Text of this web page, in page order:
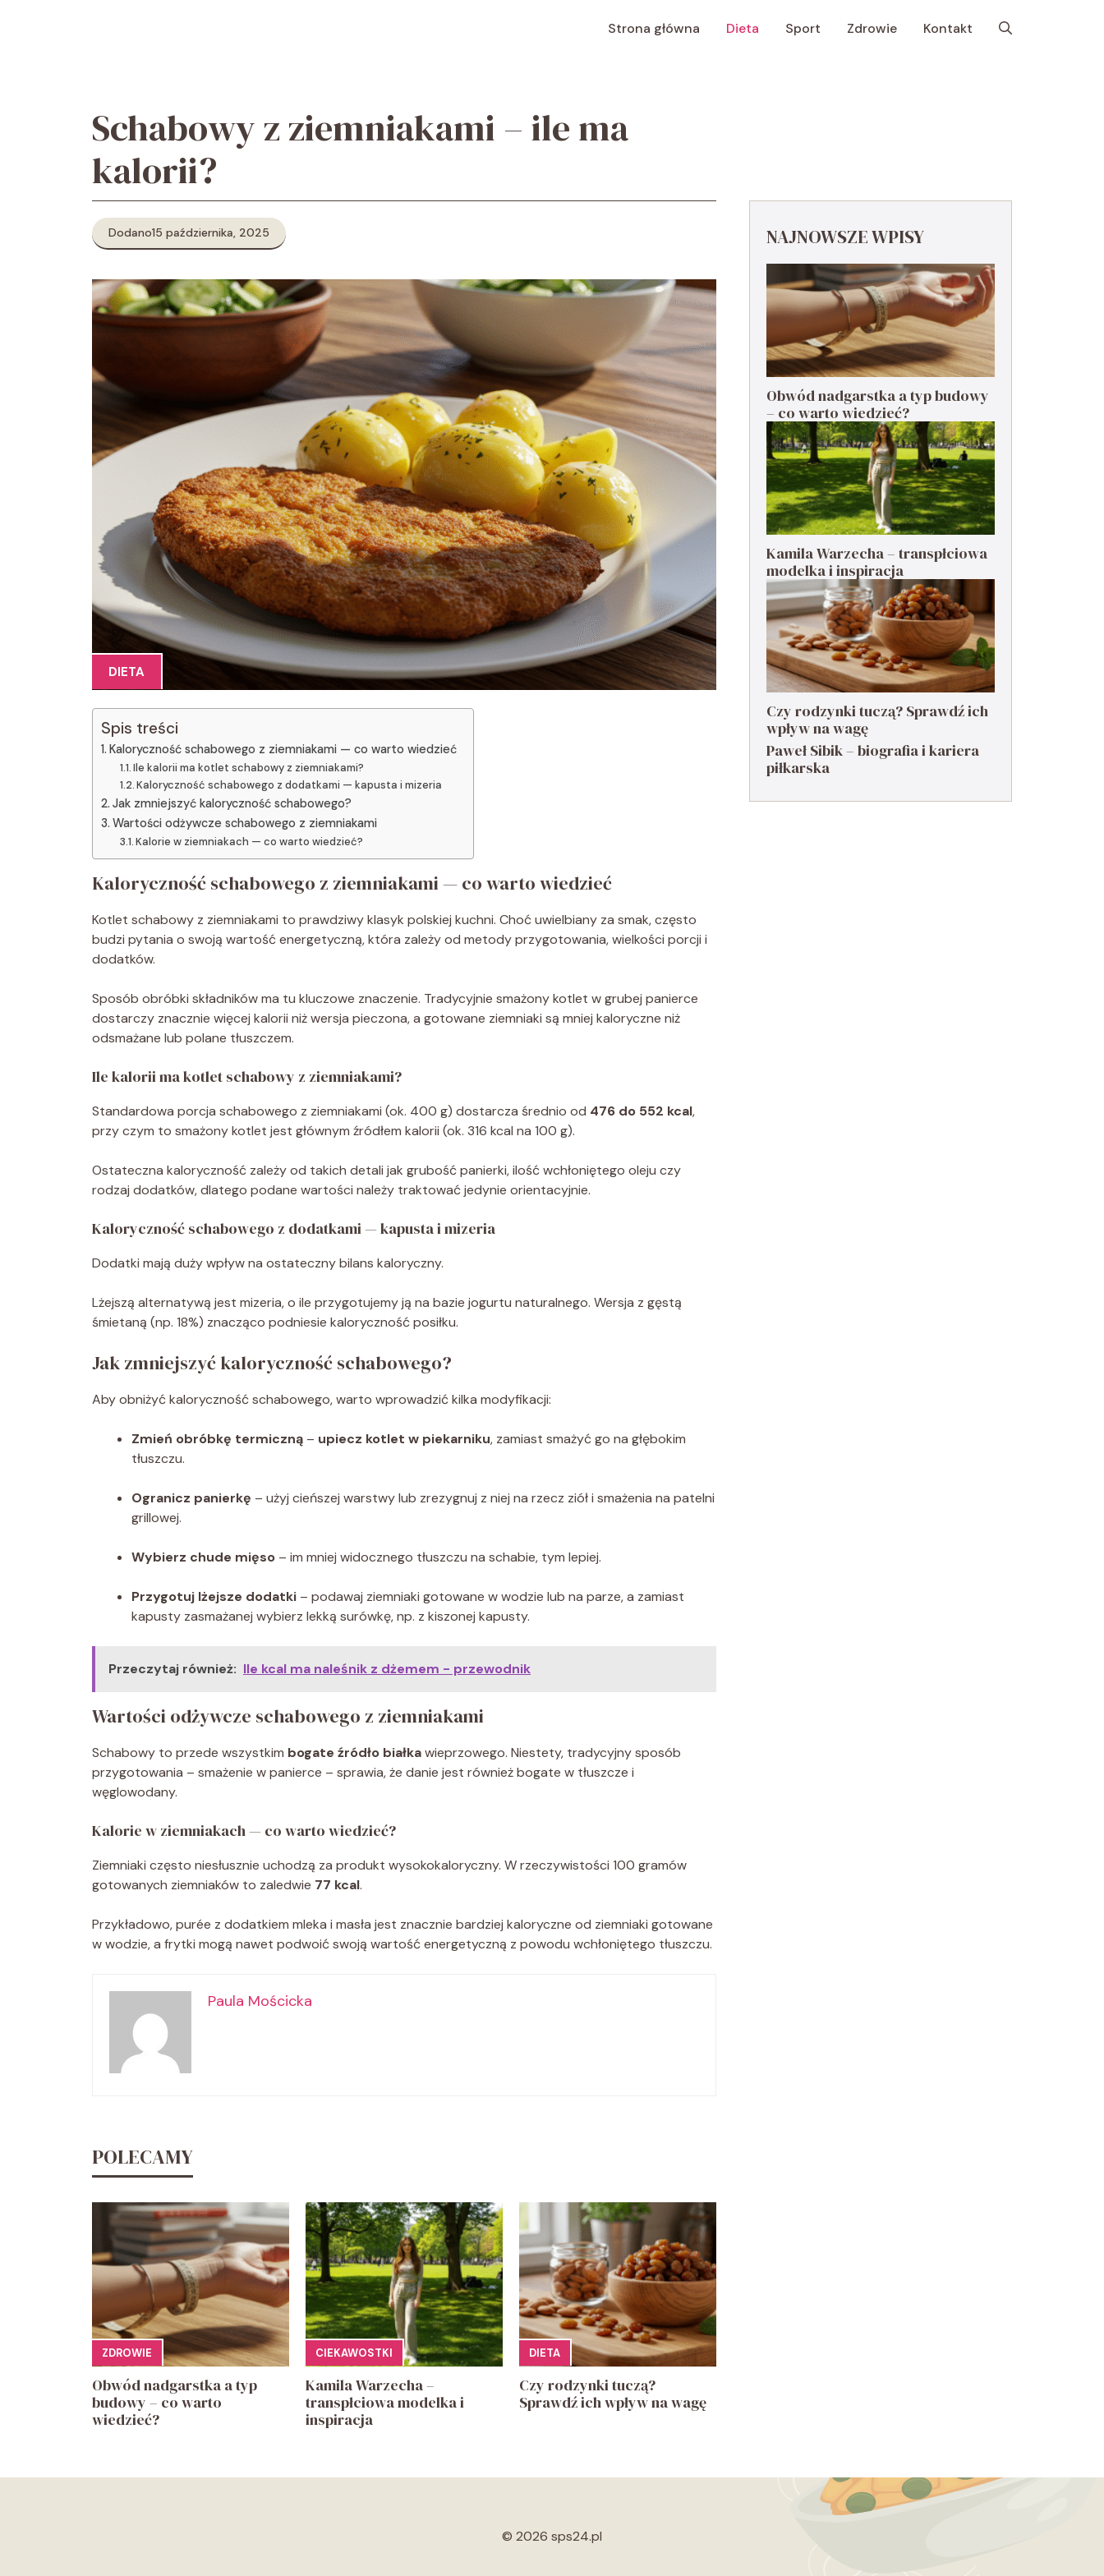
Strona główna Dieta Sport Zdrowie Kontakt
Schabowy z ziemniakami – ile ma
kalorii?
Dodano15 października, 2025
DIETA
Spis treści
Kaloryczność schabowego z ziemniakami — co warto wiedzieć
Ile kalorii ma kotlet schabowy z ziemniakami?
Kaloryczność schabowego z dodatkami — kapusta i mizeria
Jak zmniejszyć kaloryczność schabowego?
Wartości odżywcze schabowego z ziemniakami
Kalorie w ziemniakach — co warto wiedzieć?
Kaloryczność schabowego z ziemniakami — co warto wiedzieć
Kotlet schabowy z ziemniakami to prawdziwy klasyk polskiej kuchni. Choć uwielbiany za smak, często
budzi pytania o swoją wartość energetyczną, która zależy od metody przygotowania, wielkości porcji i
dodatków.
Sposób obróbki składników ma tu kluczowe znaczenie. Tradycyjnie smażony kotlet w grubej panierce
dostarczy znacznie więcej kalorii niż wersja pieczona, a gotowane ziemniaki są mniej kaloryczne niż
odsmażane lub polane tłuszczem.
Ile kalorii ma kotlet schabowy z ziemniakami?
Standardowa porcja schabowego z ziemniakami (ok. 400 g) dostarcza średnio od 476 do 552 kcal,
przy czym to smażony kotlet jest głównym źródłem kalorii (ok. 316 kcal na 100 g).
Ostateczna kaloryczność zależy od takich detali jak grubość panierki, ilość wchłoniętego oleju czy
rodzaj dodatków, dlatego podane wartości należy traktować jedynie orientacyjnie.
Kaloryczność schabowego z dodatkami — kapusta i mizeria
Dodatki mają duży wpływ na ostateczny bilans kaloryczny.
Lżejszą alternatywą jest mizeria, o ile przygotujemy ją na bazie jogurtu naturalnego. Wersja z gęstą
śmietaną (np. 18%) znacząco podniesie kaloryczność posiłku.
Jak zmniejszyć kaloryczność schabowego?
Aby obniżyć kaloryczność schabowego, warto wprowadzić kilka modyfikacji:
Zmień obróbkę termiczną – upiecz kotlet w piekarniku, zamiast smażyć go na głębokim
tłuszczu.
Ogranicz panierkę – użyj cieńszej warstwy lub zrezygnuj z niej na rzecz ziół i smażenia na patelni
grillowej.
Wybierz chude mięso – im mniej widocznego tłuszczu na schabie, tym lepiej.
Przygotuj lżejsze dodatki – podawaj ziemniaki gotowane w wodzie lub na parze, a zamiast
kapusty zasmażanej wybierz lekką surówkę, np. z kiszonej kapusty.
Przeczytaj również: Ile kcal ma naleśnik z dżemem - przewodnik
Wartości odżywcze schabowego z ziemniakami
Schabowy to przede wszystkim bogate źródło białkawieprzowego. Niestety, tradycyjny sposób
przygotowania – smażenie w panierce – sprawia, że danie jest również bogate w tłuszcze i
węglowodany.
Kalorie w ziemniakach — co warto wiedzieć?
Ziemniaki często niesłusznie uchodzą za produkt wysokokaloryczny. W rzeczywistości 100 gramów
gotowanych ziemniaków to zaledwie 77 kcal.
Przykładowo, purée z dodatkiem mleka i masła jest znacznie bardziej kaloryczne od ziemniaki gotowane
w wodzie, a frytki mogą nawet podwoić swoją wartość energetyczną z powodu wchłoniętego tłuszczu.
Paula Mościcka
POLECAMY
ZDROWIE
Obwód nadgarstka a typ
budowy – co warto
wiedzieć?
CIEKAWOSTKI
Kamila Warzecha –
transpłciowa modelka i
inspiracja
DIETA
Czy rodzynki tuczą?
Sprawdź ich wpływ na wagę
NAJNOWSZE WPISY
Obwód nadgarstka a typ budowy
– co warto wiedzieć?
Kamila Warzecha – transpłciowa
modelka i inspiracja
Czy rodzynki tuczą? Sprawdź ich
wpływ na wagę
Paweł Sibik – biografia i kariera
piłkarska
© 2026 sps24.pl